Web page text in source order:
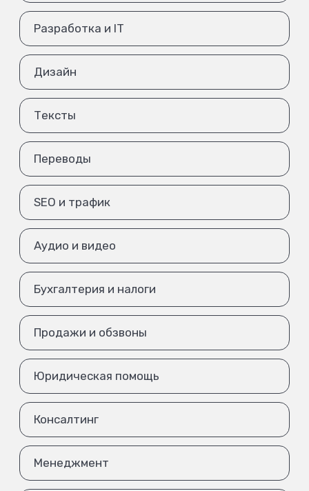
Разработка и IT
Дизайн
Тексты
Переводы
SEO и трафик
Аудио и видео
Бухгалтерия и налоги
Продажи и обзвоны
Юридическая помощь
Консалтинг
Менеджмент